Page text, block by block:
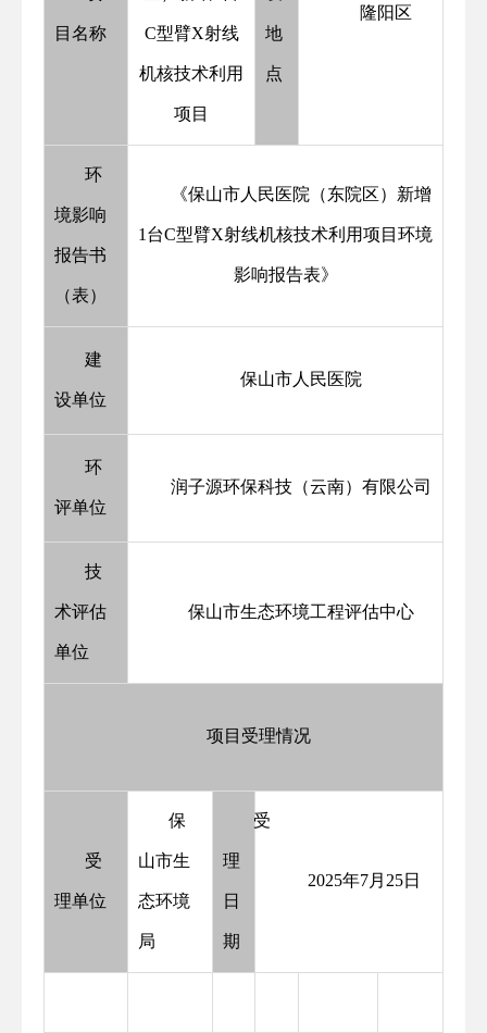
目名称 C型臂X射线
机核技术利用
项目
地
点
隆阳区
环
境影响
报告书
（表）
《保山市人民医院（东院区）新增
1台C型臂X射线机核技术利用项目环境
影响报告表》
建
设单位
保山市人民医院
环
评单位
润子源环保科技（云南）有限公司
技
术评估
单位
保山市生态环境工程评估中心
项目受理情况
受
理单位
保
山市生
态环境
局
受
理
日
期
2025年7月25日